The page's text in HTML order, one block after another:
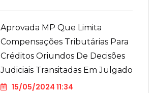
Aprovada MP Que Limita
Compensações Tributárias Para
Créditos Oriundos De Decisões
Judiciais Transitadas Em Julgado
15/05/2024 11:34